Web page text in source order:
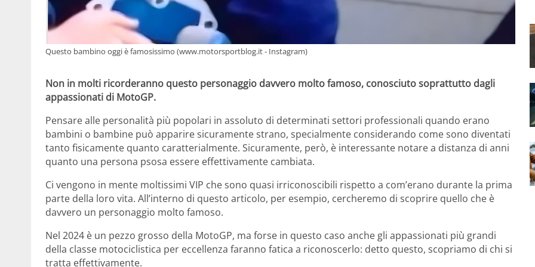
Questo bambino oggi è famosissimo (www.motorsportblog.it - Instagram)
Non in molti ricorderanno questo personaggio davvero molto famoso, conosciuto soprattutto dagli
appassionati di MotoGP.
Pensare alle personalità più popolari in assoluto di determinati settori professionali quando erano
bambini o bambine può apparire sicuramente strano, specialmente considerando come sono diventati
tanto fisicamente quanto caratterialmente. Sicuramente, però, è interessante notare a distanza di anni
quanto una persona psosa essere effettivamente cambiata.
Ci vengono in mente moltissimi VIP che sono quasi irriconoscibili rispetto a com’erano durante la prima
parte della loro vita. All’interno di questo articolo, per esempio, cercheremo di scoprire quello che è
davvero un personaggio molto famoso.
Nel 2024 è un pezzo grosso della MotoGP, ma forse in questo caso anche gli appassionati più grandi
della classe motociclistica per eccellenza faranno fatica a riconoscerlo: detto questo, scopriamo di chi si
tratta effettivamente.